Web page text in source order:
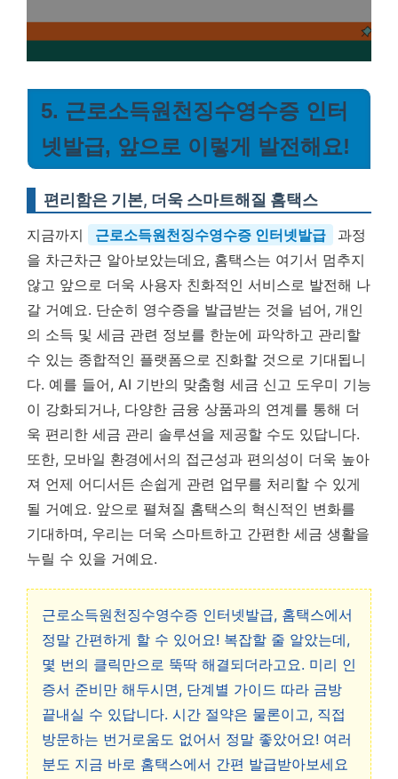
5. 근로소득원천징수영수증 인터
넷발급, 앞으로 이렇게 발전해요!
편리함은 기본, 더욱 스마트해질 홈택스
지금까지 근로소득원천징수영수증 인터넷발급
과정
을 차근차근 알아보았는데요, 홈택스는 여기서 멈추지
않고 앞으로 더욱 사용자 친화적인 서비스로 발전해 나
갈 거예요. 단순히 영수증을 발급받는 것을 넘어, 개인
의 소득 및 세금 관련 정보를 한눈에 파악하고 관리할
수 있는 종합적인 플랫폼으로 진화할 것으로 기대됩니
다. 예를 들어, AI 기반의 맞춤형 세금 신고 도우미 기능
이 강화되거나, 다양한 금융 상품과의 연계를 통해 더
욱 편리한 세금 관리 솔루션을 제공할 수도 있답니다.
또한, 모바일 환경에서의 접근성과 편의성이 더욱 높아
져 언제 어디서든 손쉽게 관련 업무를 처리할 수 있게
될 거예요. 앞으로 펼쳐질 홈택스의 혁신적인 변화를
기대하며, 우리는 더욱 스마트하고 간편한 세금 생활을
누릴 수 있을 거예요.
근로소득원천징수영수증 인터넷발급, 홈택스에서
정말 간편하게 할 수 있어요! 복잡할 줄 알았는데,
몇 번의 클릭만으로 뚝딱 해결되더라고요. 미리 인
증서 준비만 해두시면, 단계별 가이드 따라 금방
끝내실 수 있답니다. 시간 절약은 물론이고, 직접
방문하는 번거로움도 없어서 정말 좋았어요! 여러
분도 지금 바로 홈택스에서 간편 발급받아보세요